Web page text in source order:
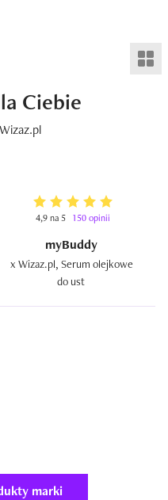
Ciebie
4,9 na 5 150 opinii
myBuddy
x Wizaz.pl, Serum olejkowe
marki